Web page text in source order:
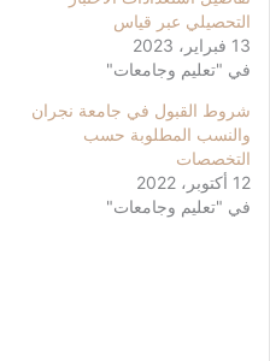
التحصيلي عبر قياس
13 فبراير، 2023
في "تعليم وجامعات"
شروط القبول في جامعة نجران
والنسب المطلوبة حسب
التخصصات
12 أكتوبر، 2022
في "تعليم وجامعات"